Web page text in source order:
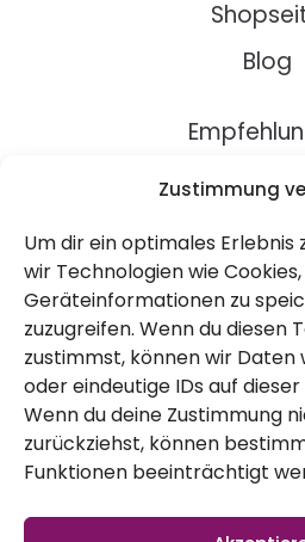
Zustimmung
Um dir ein optimales Erlebnis
wir Technologien wie
Geräteinformationen zu
zuzugreifen. Wenn du diesen
zustimmst, können wir Daten
oder eindeutige IDs auf
Wenn du deine Zustimmung
zurückziehst, können
Funktionen beeinträchtigt
Alle Blüten im Set
Enthält 7% MwSt
zzgl.Versand
Lieferzeit: Lieferzeit 2-5
Werktage
In den Warenkorb